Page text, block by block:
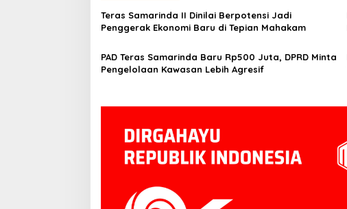
Teras Samarinda II Dinilai Berpotensi Jadi
Penggerak Ekonomi Baru di Tepian Mahakam
PAD Teras Samarinda Baru Rp500 Juta, DPRD Minta
Pengelolaan Kawasan Lebih Agresif